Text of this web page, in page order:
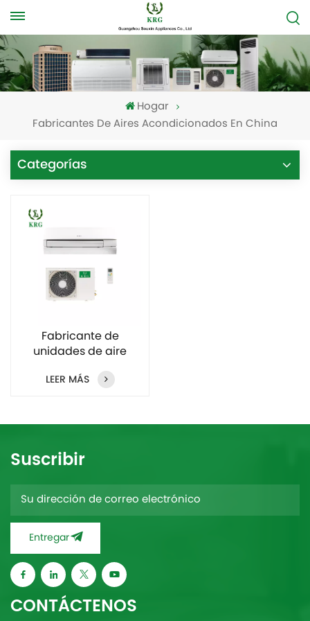
Hogar
Fabricantes De Aires Acondicionados En China
Categorías
Fabricante de
unidades de aire
acondicionado sin
conductos 1,5 HP 2 HP
LEER MÁS
Suscribir
Entregar
CONTÁCTENOS